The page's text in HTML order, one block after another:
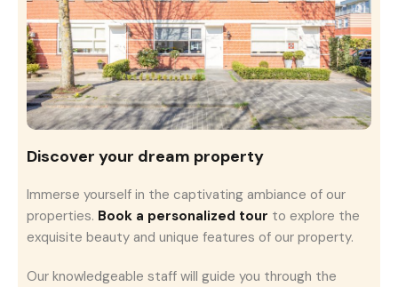
Discover your dream property
Immerse yourself in the captivating ambiance of our
properties. Book a personalized tour to explore the
exquisite beauty and unique features of our property.
Our knowledgeable staff will guide you through the